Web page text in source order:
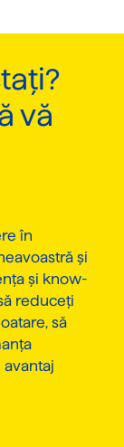
vă
în
și
și know-
reduceți
să